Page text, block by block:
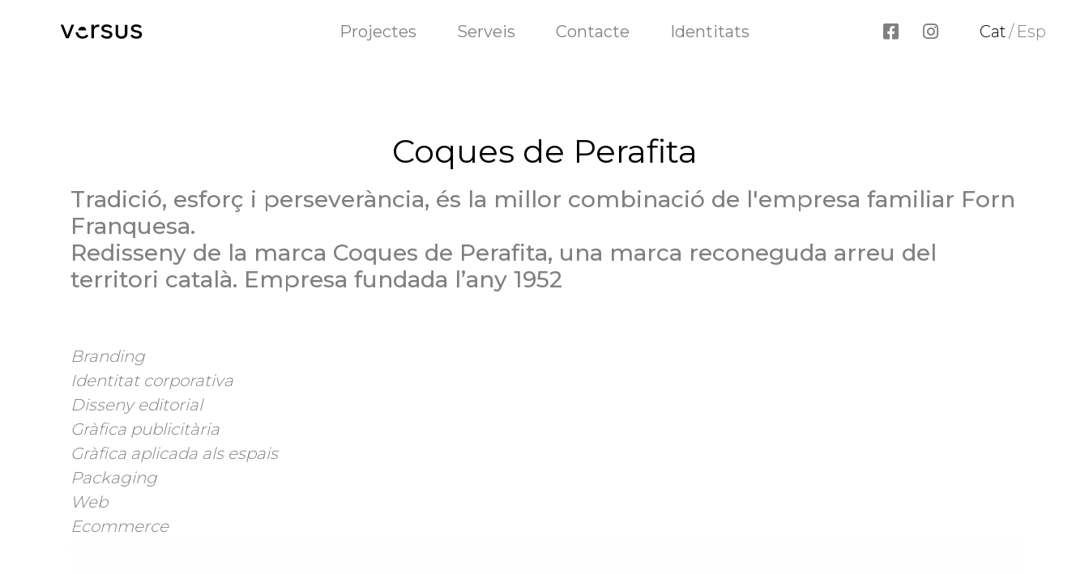
Projectes Serveis Contacte Identitats Cat/ Esp
Coques de Perafita
Tradició, esforç i perseverància, és la millor combinació de l'empresa familiar Forn
Franquesa.
Redisseny de la marca Coques de Perafita, una marca reconeguda arreu del
territori català. Empresa fundada l’any 1952
Branding
Identitat corporativa
Disseny editorial
Gràfica publicitària
Gràfica aplicada als espais
Packaging
Web
Ecommerce